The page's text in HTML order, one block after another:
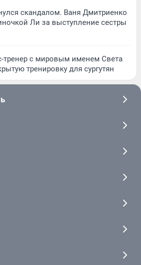
скандалом. Ваня Дмитриенко
Ли за выступление сестры
тренер с мировым именем Света
тренировку для сургутян